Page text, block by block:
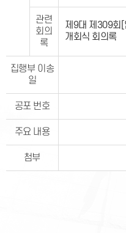
관련
회의
록
제9대 제309회[
개회식 회의록
집행부 이송
일
공포 번호
주요 내용
첨부